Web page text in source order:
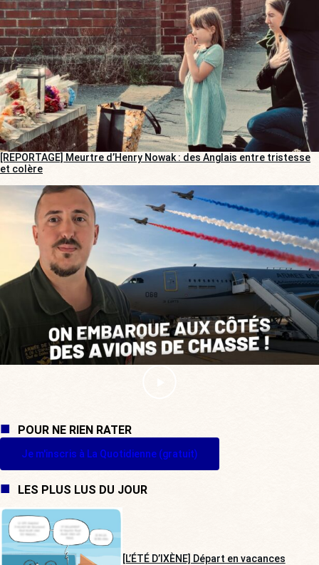
[REPORTAGE] Meurtre d’Henry Nowak : des Anglais entre tristesse
et colère
POUR NE RIEN RATER
Je m'inscris à La Quotidienne (gratuit)
LES PLUS LUS DU JOUR
[L’ÉTÉ D’IXÈNE] Départ en vacances